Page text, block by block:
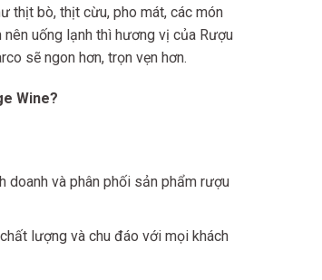
thịt bò, thịt cừu, pho mát, các món
uống lạnh thì hương vị của Rượu
sẽ ngon hơn, trọn vẹn hơn.
Wine?
doanh và phân phối sản phẩm rượu
lượng và chu đáo với mọi khách